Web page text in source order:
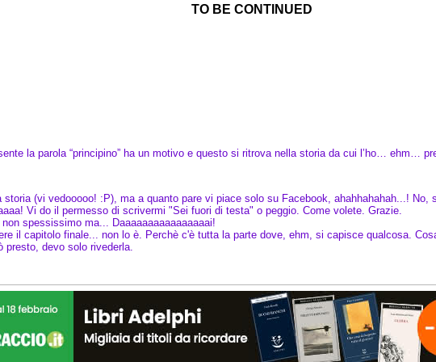
TO BE CONTINUED
la parola “principino” ha un motivo e questo si ritrova nella storia da cui l’ho… ehm…
storia (vi vedooooo! :P), ma a quanto pare vi piace solo su Facebook, ahahhahahah...! No,
Vi do il permesso di scrivermi "Sei fuori di testa" o peggio. Come volete. Grazie.
spessissimo ma... Daaaaaaaaaaaaaaaai!
il capitolo finale... non lo è. Perchè c'è tutta la parte dove, ehm, si capisce qualcosa.
presto, devo solo rivederla.